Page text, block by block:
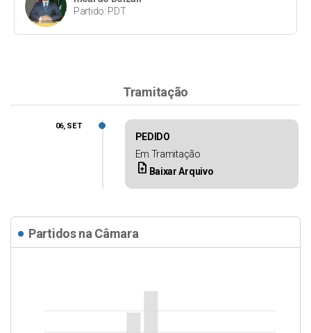
Partido: PDT
Tramitação
PEDIDO
Em Tramitação
upload_file Baixar Arquivo
06, SET
Partidos na Câmara